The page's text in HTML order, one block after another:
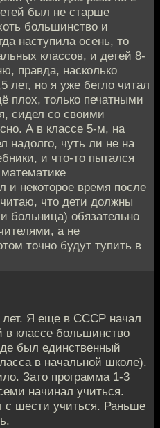
был не старше
большинство и
наступила осень, то
классов, и детей 8-
правда, насколько
лет, но я уже бегло читал
плох, только печатными
сидел со своими
А в классе 5-м, на
надолго, чуть ли не на
и что-то пытался
и некоторое время после
что дети должны
больница) обязательно
а не
точно будут тупить в
лет. Я еще в СССР начал
классе большинство
был единственный
в начальной школе).
Зато программа 1-3
начинал учиться.
с шести учиться. Раньше